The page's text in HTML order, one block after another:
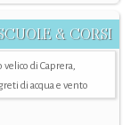
& CORSI
velico di Caprera,
di acqua e vento